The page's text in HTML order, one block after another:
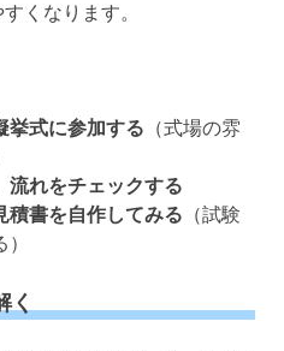
くなります。
挙式に参加する （式場の雰
流れをチェックする
積書を自作してみる （試験
く